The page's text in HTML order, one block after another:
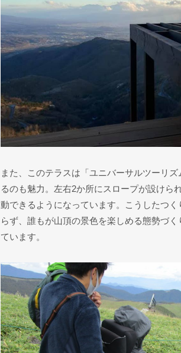
また、このテラスは「ユニバーサルツーリ
るのも魅力。左右2か所にスロープが設けら
動できるようになっています。こうしたつ
らず、誰もが山頂の景色を楽しめる態勢づ
ています。